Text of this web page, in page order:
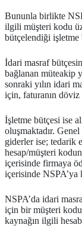
Bununla birlikte
ilgili müşteri kodu
bütçelendiği işletme
İdari masraf
bağlanan müteakip
sonraki yılın idari
için, faturanın döviz
İşletme bütçesi ise
oluşmaktadır.
giderler ise; tedarik
hesap/müşteri
içerisinde firmaya
içerisinde NSPA’ya
NSPA’da idari
için bir müşteri
kaynağın ilgili